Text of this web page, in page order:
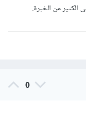
من الخبرة.
0